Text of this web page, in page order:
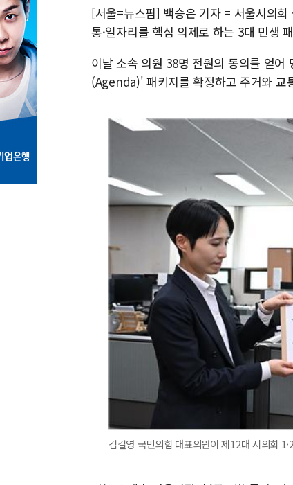
[서울=뉴스핌] 백승은 기자 = 서울시의
통·일자리를 핵심 의제로 하는 3대 민생
이날 소속 의원 38명 전원의 동의를 얻
(Agenda)' 패키지를 확정하고 주거와 교
김길영 국민의힘 대표의원이 제12대 시의회